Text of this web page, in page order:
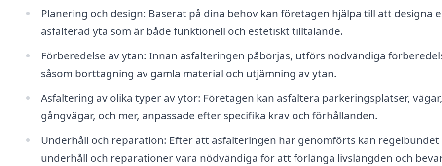
Planering och design: Baserat på dina behov kan företagen hjälpa till att designa
asfalterad yta som är både funktionell och estetiskt tilltalande.
Förberedelse av ytan: Innan asfalteringen påbörjas, utförs nödvändiga
såsom borttagning av gamla material och utjämning av ytan.
Asfaltering av olika typer av ytor: Företagen kan asfaltera parkeringsplatser, vägar,
gångvägar, och mer, anpassade efter specifika krav och förhållanden.
Underhåll och reparation: Efter att asfalteringen har genomförts kan regelbundet
underhåll och reparationer vara nödvändiga för att förlänga livslängden och